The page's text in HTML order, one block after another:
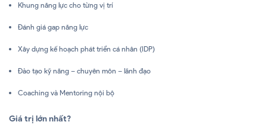
Khung năng lực cho từng vị trí
Đánh giá gap năng lực
Xây dựng kế hoạch phát triển cá nhân (IDP)
Đào tạo kỹ năng – chuyên môn – lãnh đạo
Coaching và Mentoring nội bộ
Giá trị lớn nhất?